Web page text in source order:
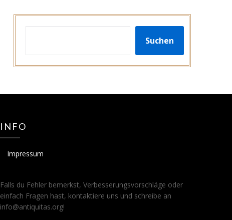
Suchen
INFO
Impressum
Falls du Fehler bemerkst, Verbesserungsvorschläge oder
einfach Fragen hast, kontaktiere uns und schreibe an
info@antiquitas.org!